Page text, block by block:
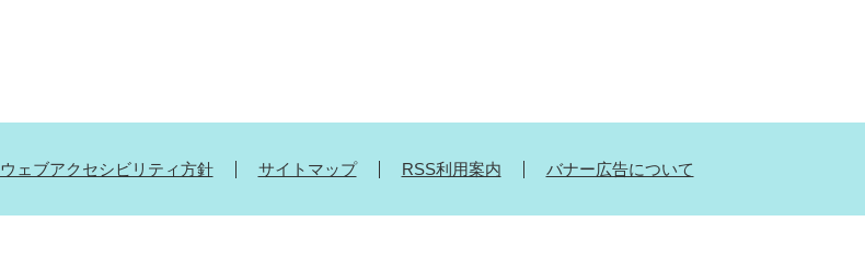
ウェブアクセシビリティ方針 サイトマップ RSS利用案内 バナー広告について